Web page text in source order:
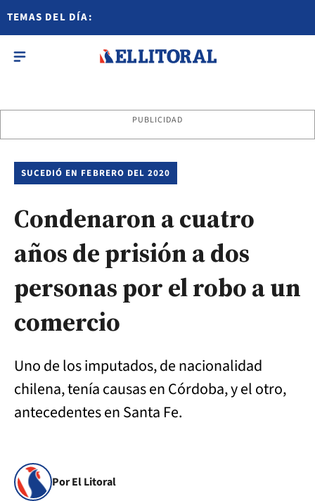
TEMAS DEL DÍA:
PUBLICIDAD
SUCEDIÓ EN FEBRERO DEL 2020
Condenaron a cuatro
años de prisión a dos
personas por el robo a un
comercio
Uno de los imputados, de nacionalidad
chilena, tenía causas en Córdoba, y el otro,
antecedentes en Santa Fe.
Por El Litoral